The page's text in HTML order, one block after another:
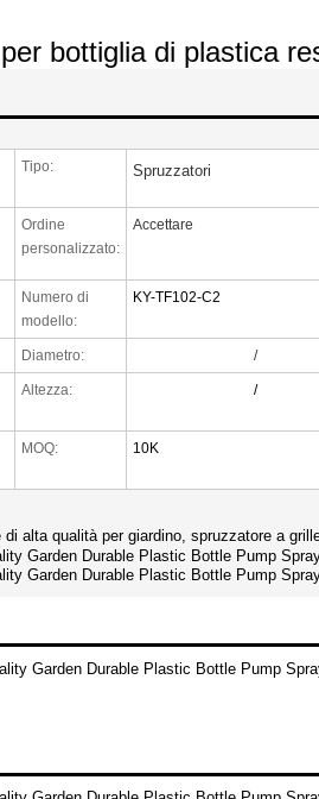
bottiglia di plastica
Tipo: Spruzzatori
Ordine
personalizzato:
Accettare
Numero di
modello:
KY-TF102-C2
Diametro: /
Altezza: /
MOQ: 10K